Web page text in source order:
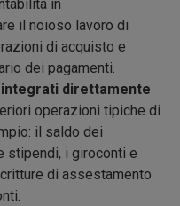
in
il noioso lavoro di
di acquisto e
dei pagamenti.
direttamente
operazioni tipiche di
il saldo dei
stipendi, i giroconti e
di assestamento